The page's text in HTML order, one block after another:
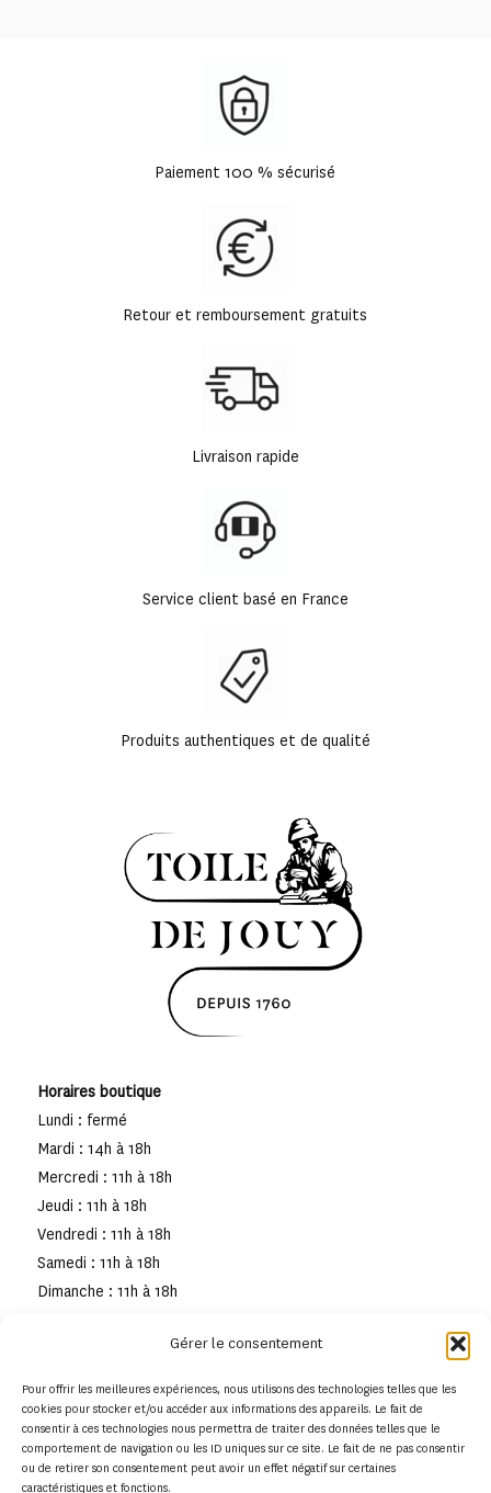
Gérer le consentement
Pour offrir les meilleures expériences, nous utilisons des technologies telles que les
cookies pour stocker et/ou accéder aux informations des appareils. Le fait de
consentir à ces technologies nous permettra de traiter des données telles que le
comportement de navigation ou les ID uniques sur ce site. Le fait de ne pas consentir
ou de retirer son consentement peut avoir un effet négatif sur certaines
caractéristiques et fonctions.
Paiement 100 % sécurisé
Retour et remboursement gratuits
Livraison rapide
Service client basé en France
Produits authentiques et de qualité
Horaires boutique
Lundi : fermé
Mardi : 14h à 18h
Mercredi : 11h à 18h
Jeudi : 11h à 18h
Vendredi : 11h à 18h
Samedi : 11h à 18h
Dimanche : 11h à 18h